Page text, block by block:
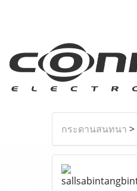
กระดานสนทนา >